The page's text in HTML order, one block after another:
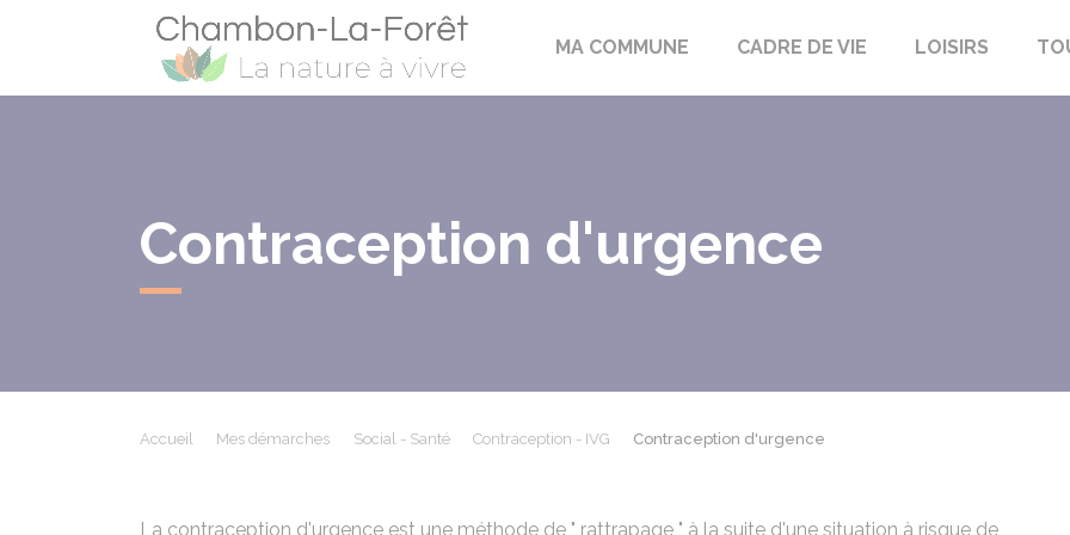
Chambon-la-Fôret
MA COMMUNE CADRE DE VIE LOISIRS
Contraception d'urgence
Accueil Mes démarches Social - Santé Contraception - IVG Contraception d'urgence
La contraception d'urgence est une méthode de " rattrapage " à la suite d'une situation à risque de